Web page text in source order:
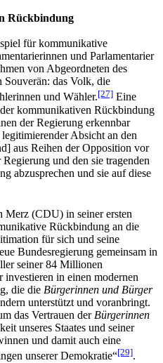
Rückbindung
für kommunikative
und Parlamentarier
von Abgeordneten des
Souverän: das Volk, die
und Wähler.[27] Eine
kommunikativen Rückbindung
der Regierung erkennbar
Absicht an den
aus Reihen der Opposition vor
und den sie tragenden
abzusprechen und sie auf diese
Merz (CDU) in seiner ersten
Rückbindung an die
für sich und seine
Bundesregierung gemeinsam in
seiner 84 Millionen
in einen modernen
die die Bürgerinnen und Bürger
unterstützt und voranbringt.
das Vertrauen der Bürgerinnen
unseres Staates und seiner
und damit auch eine
unserer Demokratie“[29].